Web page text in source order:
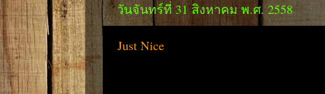
วันจันทร์ที่ 31 สิงหาคม พ.ศ. 2558
Just Nice